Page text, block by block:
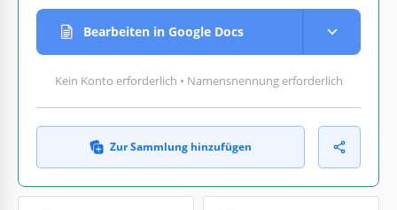
Bearbeiten in Google Docs
Kein Konto erforderlich • Namensnennung erforderlich
Zur Sammlung hinzufügen